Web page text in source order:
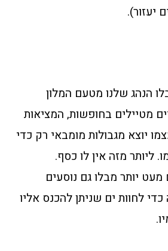
יעזור).
הנהג שלנו מטעם המלון
מטיילים בחופשות, המציאות
יוצא מגבולות מומבאי רק כדי
ליותר מזה אין לו כסף.
יותר מבלו גם נוסעים
לחוות ים שניתן להכנס אליו